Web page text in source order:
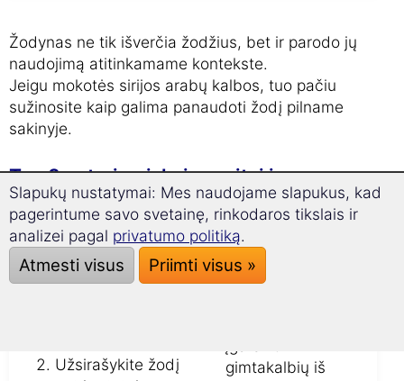
Žodynas ne tik išverčia žodžius, bet ir parodo jų
naudojimą atitinkamame kontekste.
Jeigu mokotės sirijos arabų kalbos, tuo pačiu
sužinosite kaip galima panaudoti žodį pilname
sakinyje.
Top 3 patarimai, kaip greitai ir
sėkmingai išmokti naujų žodžių:
Besimokydami
Užsirašykite žodį
Ar žinojote, kad...
gimtakalbių iš
Slapukų nustatymai: Mes naudojame slapukus, kad
pagerintume savo svetainę, rinkodaros tikslais ir
analizei pagal privatumo politiką.
Atmesti visus Priimti visus »